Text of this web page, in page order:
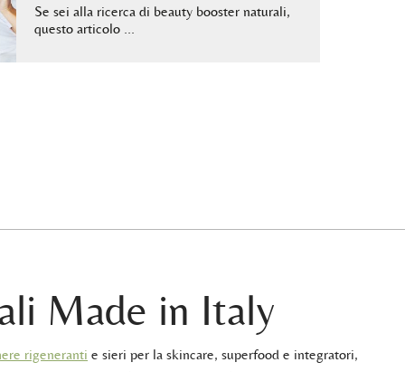
Se sei alla ricerca di beauty booster naturali,
questo articolo …
Made in Italy
rigeneranti e sieri per la skincare, superfood e integratori,